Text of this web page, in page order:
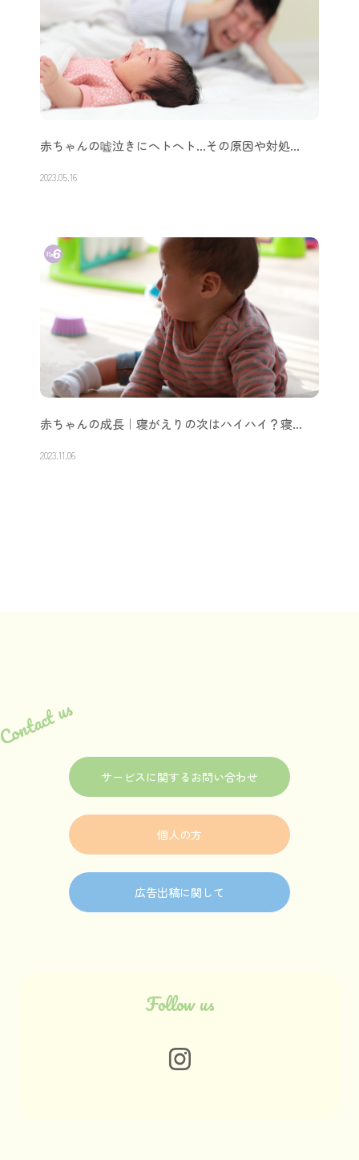
赤ちゃんの嘘泣きにヘトヘト…その原因や対処…
2023.05.16
赤ちゃんの成長｜寝がえりの次はハイハイ？寝…
2023.11.06
us
サービスに関するお問い合わせ
個人の方
広告出稿に関して
Follow us